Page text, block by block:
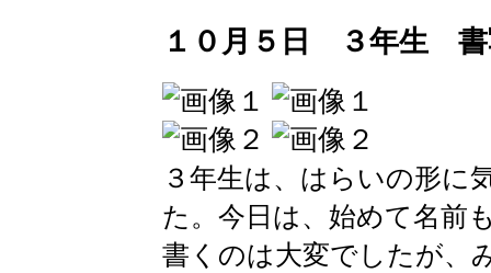
１０月５日 ３年生 書
３年生は、はらいの形に
た。今日は、始めて名前
書くのは大変でしたが、